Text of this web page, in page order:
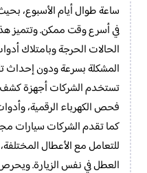
ساعة طوال أيام الأسبوع،
في أسرع وقت ممكن. وتتميز
الحالات الحرجة وبامتلاك
المشكلة بسرعة ودون إحداث
تستخدم الشركات أجهزة كشف
فحص الكهرباء الرقمية،
كما تقدم الشركات سيارات
للتعامل مع الأعطال
العطل في نفس الزيارة.